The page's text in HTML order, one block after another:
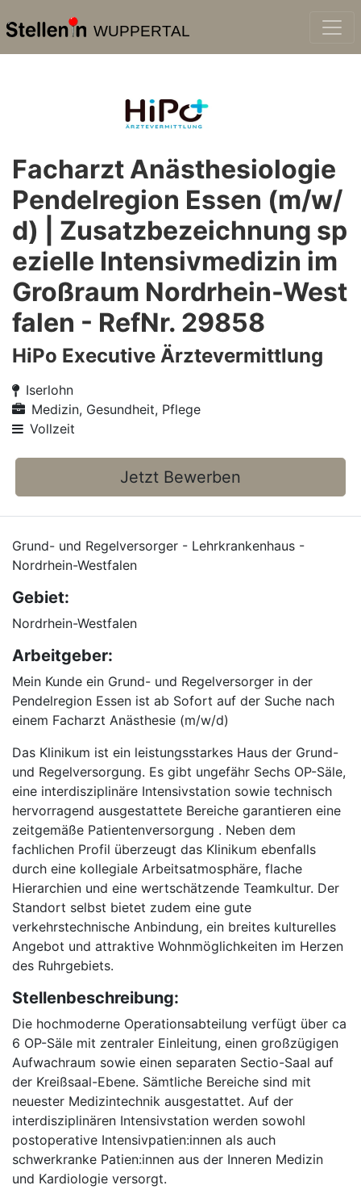
WUPPERTAL
Facharzt Anästhesiologie
Pendelregion Essen (m/w/
d) | Zusatzbezeichnung sp
ezielle Intensivmedizin im
Großraum Nordrhein-West
falen - RefNr. 29858
HiPo Executive Ärztevermittlung
Iserlohn
Medizin, Gesundheit, Pflege
Vollzeit
Jetzt Bewerben
Grund- und Regelversorger - Lehrkrankenhaus -
Nordrhein-Westfalen
Gebiet:
Nordrhein-Westfalen
Arbeitgeber:
Mein Kunde ein Grund- und Regelversorger in der
Pendelregion Essen ist ab Sofort auf der Suche nach
einem Facharzt Anästhesie (m/w/d)
Das Klinikum ist ein leistungsstarkes Haus der Grund-
und Regelversorgung. Es gibt ungefähr Sechs OP-Säle,
eine interdisziplinäre Intensivstation sowie technisch
hervorragend ausgestattete Bereiche garantieren eine
zeitgemäße Patientenversorgung . Neben dem
fachlichen Profil überzeugt das Klinikum ebenfalls
durch eine kollegiale Arbeitsatmosphäre, flache
Hierarchien und eine wertschätzende Teamkultur. Der
Standort selbst bietet zudem eine gute
verkehrstechnische Anbindung, ein breites kulturelles
Angebot und attraktive Wohnmöglichkeiten im Herzen
des Ruhrgebiets.
Stellenbeschreibung:
Die hochmoderne Operationsabteilung verfügt über ca
6 OP-Säle mit zentraler Einleitung, einen großzügigen
Aufwachraum sowie einen separaten Sectio-Saal auf
der Kreißsaal-Ebene. Sämtliche Bereiche sind mit
neuester Medizintechnik ausgestattet. Auf der
interdisziplinären Intensivstation werden sowohl
postoperative Intensivpatien:innen als auch
schwerkranke Patien:innen aus der Inneren Medizin
und Kardiologie versorgt.